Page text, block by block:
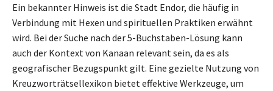
Ein bekannter Hinweis ist die Stadt Endor, die häufig in
Verbindung mit Hexen und spirituellen Praktiken erwähnt
wird. Bei der Suche nach der 5-Buchstaben-Lösung kann
auch der Kontext von Kanaan relevant sein, da es als
geografischer Bezugspunkt gilt. Eine gezielte Nutzung von
Kreuzworträtsellexikon bietet effektive Werkzeuge, um